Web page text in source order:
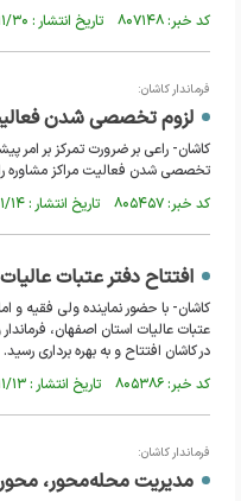
کد خبر: ۸۰۷۱۴۸ تاریخ انتشار : ۱۴۰۴/۱۱/۳۰
فرماندار کاشان:
لزوم تخصصی شدن
کاشان- راعی بر ضرورت تمرکز بر امر
تخصصی شدن فعالیت مراکز مشاوره را
کد خبر: ۸۰۵۴۵۷ تاریخ انتشار : ۱۴۰۴/۱۱/۱۴
افتتاح دفتر عتبات
کاشان- با حضور نماینده ولی فقیه و
عتبات عالیات استان اصفهان،
در کاشان افتتاح و به بهره برداری رسید.
کد خبر: ۸۰۵۳۸۶ تاریخ انتشار : ۱۴۰۴/۱۱/۱۳
فرماندار کاشان:
مدیریت محله‌محور،